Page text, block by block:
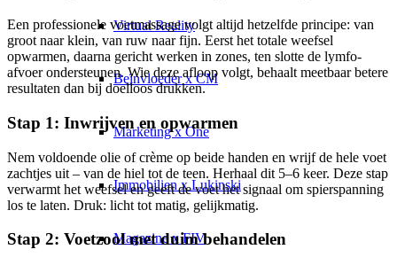
Virtual Reality
Beïnvloeder x CM
Marketing x One
Immobilien x Lukinski
Magazine x FIV
Een professionele voetmassage volgt altijd hetzelfde principe: van
groot naar klein, van ruw naar fijn. Eerst het totale weefsel
opwarmen, daarna gericht werken in zones, ten slotte de lymfo-
afvoer ondersteunen. Wie deze afloop volgt, behaalt meetbaar betere
resultaten dan bij doelloos drukken.
Stap 1: Inwrijven en opwarmen
Nem voldoende olie of crème op beide handen en wrijf de hele voet
zachtjes uit – van de hiel tot de teen. Herhaal dit 5–6 keer. Deze stap
verwarmt het weefsel en geeft de voet het signaal om spierspanning
los te laten. Druk: licht tot matig, gelijkmatig.
Stap 2: Voetzool met duim behandelen